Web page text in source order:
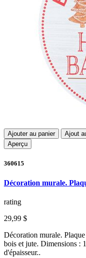
Ajouter au panier Ajout
Aperçu
360615
Décoration murale.
rating
29,99 $
Décoration murale.
bois et jute. Dimensions :
d'épaisseur..